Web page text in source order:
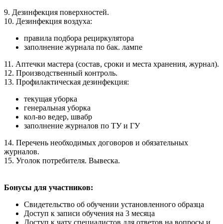
9. Дезинфекция поверхностей.
10. Дезинфекция воздуха:
правила подбора рециркулятора
заполнение журнала по бак. лампе
11. Аптечки мастера (состав, сроки и места хранения, журнал).
12. Производственный контроль.
13. Профилактическая дезинфекция:
текущая уборка
генеральная уборка
кол-во ведер, швабр
заполнение журналов по ТУ и ГУ
14. Перечень необходимых договоров и обязательных
журналов.
15. Уголок потребителя. Вывеска.
Бонусы для участников:
Свидетельство об обучении установленного образца
Доступ к записи обучения на 3 месяца
Доступ к чату специалистов для ответов на вопросы и